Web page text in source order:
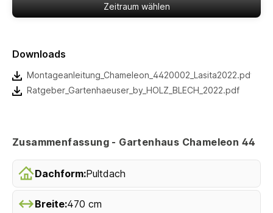
Zeitraum wählen
Downloads
Montageanleitung_Chameleon_4420002_Lasita2022.pdf
Ratgeber_Gartenhaeuser_by_HOLZ_BLECH_2022.pdf
Zusammenfassung - Gartenhaus Chameleon 44
Dachform:Pultdach
Breite:470 cm